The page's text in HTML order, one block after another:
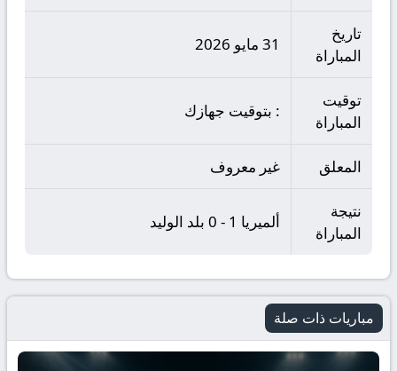
تاريخ
المباراة
31 مايو 2026
توقيت
المباراة
: بتوقيت جهازك
المعلق غير معروف
نتيجة
المباراة
ألميريا 1 - 0 بلد الوليد
مباريات ذات صلة